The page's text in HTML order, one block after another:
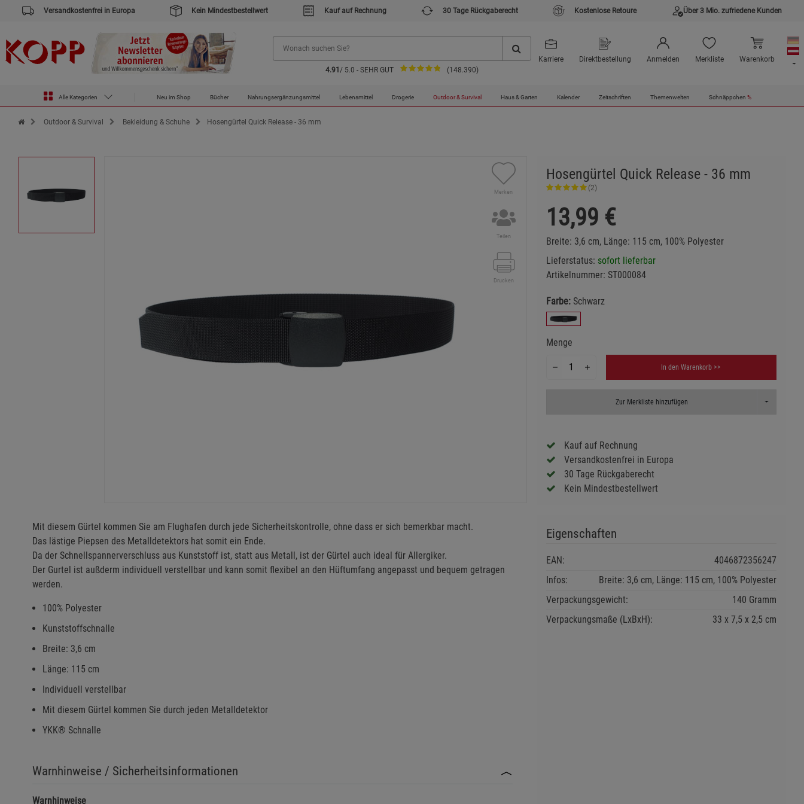
Versandkostenfrei in Europa Kein Mindestbestellwert Kauf auf Rechnung 30 Tage Rückgaberecht Kostenlose Retoure Über 3 Mio. zufriedene Kunden
4.91 / 5.0 - SEHR GUT (148.390)
Karriere Direktbestellung Anmelden Merkliste Warenkorb
Alle Kategorien Neu im Shop Bücher Nahrungsergänzungsmittel Lebensmittel Drogerie Outdoor & Survival Haus & Garten Kalender Zeitschriften Themenwelten Schnäppchen %
Zur Startseite des Kopp Verlag Online-Shop
Outdoor & Survival Bekleidung & Schuhe Hosengürtel Quick Release - 36 mm
Merken
Teilen
Drucken
Hosengürtel Quick Release - 36 mm
(2)
13,99 €
Breite: 3,6 cm, Länge: 115 cm, 100% Polyester
Lieferstatus: sofort lieferbar
Artikelnummer: ST000084
Farbe:Schwarz
Menge
In den Warenkorb >>
Zur Merkliste hinzufügen Toggle
Kauf auf Rechnung
Versandkostenfrei in Europa
30 Tage Rückgaberecht
Kein Mindestbestellwert
Mit diesem Gürtel kommen Sie am Flughafen durch jede Sicherheitskontrolle, ohne dass er sich bemerkbar macht.
Das lästige Piepsen des Metalldetektors hat somit ein Ende.
Da der Schnellspannerverschluss aus Kunststoff ist, statt aus Metall, ist der Gürtel auch ideal für Allergiker.
Der Gurtel ist außderm individuell verstellbar und kann somit flexibel an den Hüftumfang angepasst und bequem getragen
werden.
100% Polyester
Kunststoffschnalle
Breite: 3,6 cm
Länge: 115 cm
Individuell verstellbar
Mit diesem Gürtel kommen Sie durch jeden Metalldetektor
YKK® Schnalle
Warnhinweise / Sicherheitsinformationen
Warnhinweise
Eigenschaften
EAN:
4046872356247
Infos:
Breite: 3,6 cm, Länge: 115 cm, 100% Polyester
Verpackungsgewicht:
140 Gramm
Verpackungsmaße (LxBxH):
33 7,5 2,5 cm